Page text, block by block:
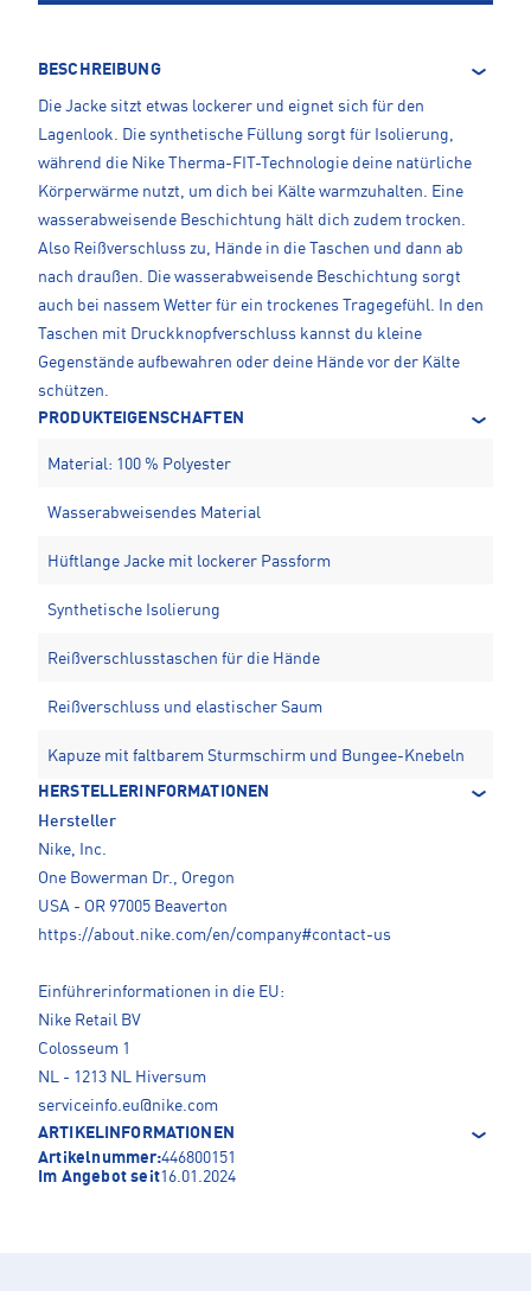
BESCHREIBUNG
Die Jacke sitzt etwas lockerer und eignet sich für den
Lagenlook. Die synthetische Füllung sorgt für Isolierung,
während die Nike Therma-FIT-Technologie deine natürliche
Körperwärme nutzt, um dich bei Kälte warmzuhalten. Eine
wasserabweisende Beschichtung hält dich zudem trocken.
Also Reißverschluss zu, Hände in die Taschen und dann ab
nach draußen. Die wasserabweisende Beschichtung sorgt
auch bei nassem Wetter für ein trockenes Tragegefühl. In den
Taschen mit Druckknopfverschluss kannst du kleine
Gegenstände aufbewahren oder deine Hände vor der Kälte
schützen.
PRODUKTEIGENSCHAFTEN
Material: 100 % Polyester
Wasserabweisendes Material
Hüftlange Jacke mit lockerer Passform
Synthetische Isolierung
Reißverschlusstaschen für die Hände
Reißverschluss und elastischer Saum
Kapuze mit faltbarem Sturmschirm und Bungee-Knebeln
HERSTELLERINFORMATIONEN
Hersteller
Nike, Inc.
One Bowerman Dr., Oregon
USA - OR 97005 Beaverton
https://about.nike.com/en/company#contact-us
Einführerinformationen in die EU:
Nike Retail BV
Colosseum 1
NL - 1213 NL Hiversum
serviceinfo.eu@nike.com
ARTIKELINFORMATIONEN
Artikelnummer:446800151
Im Angebot seit16.01.2024